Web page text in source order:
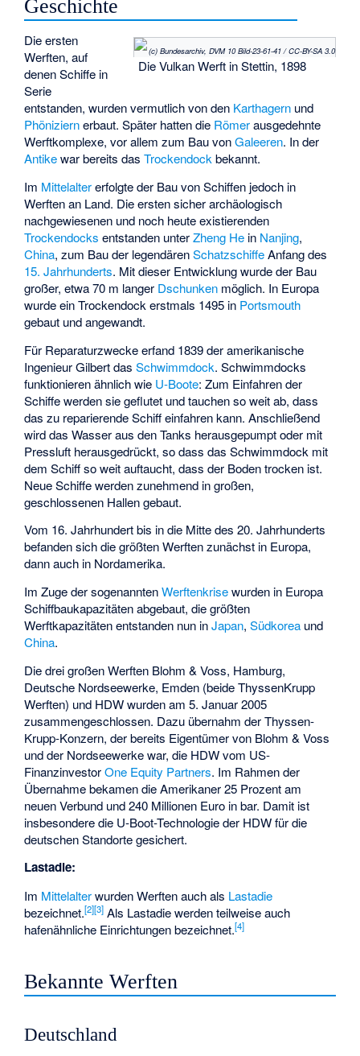
Geschichte
(c) Bundesarchiv, DVM 10 Bild-23-61-41 / CC-BY-SA 3.0
Die Vulkan Werft in Stettin, 1898
Die ersten
Werften, auf
denen Schiffe in
Serie
entstanden, wurden vermutlich von den Karthagern und
Phöniziernerbaut. Später hatten die Römerausgedehnte
Werftkomplexe, vor allem zum Bau vonGaleeren. In der
Antikewar bereits dasTrockendockbekannt.
Im Mittelaltererfolgte der Bau von Schiffen jedoch in
Werften an Land. Die ersten sicher archäologisch
nachgewiesenen und noch heute existierenden
Trockendocks entstanden unterZheng He in Nanjing,
China, zum Bau der legendärenSchatzschiffeAnfang des
15. Jahrhunderts. Mit dieser Entwicklung wurde der Bau
großer, etwa 70 m langer Dschunken möglich. In Europa
wurde ein Trockendock erstmals 1495 in Portsmouth
gebaut und angewandt.
Für Reparaturzwecke erfand 1839 der amerikanische
Ingenieur Gilbert dasSchwimmdock. Schwimmdocks
funktionieren ähnlich wie U-Boote: Zum Einfahren der
Schiffe werden sie geflutet und tauchen so weit ab, dass
das zu reparierende Schiff einfahren kann. Anschließend
wird das Wasser aus den Tanks herausgepumpt oder mit
Pressluft herausgedrückt, so dass das Schwimmdock mit
dem Schiff so weit auftaucht, dass der Boden trocken ist.
Neue Schiffe werden zunehmend in großen,
geschlossenen Hallen gebaut.
Vom 16. Jahrhundert bis in die Mitte des 20. Jahrhunderts
befanden sich die größten Werften zunächst in Europa,
dann auch in Nordamerika.
Im Zuge der sogenanntenWerftenkrisewurden in Europa
Schiffbaukapazitäten abgebaut, die größten
Werftkapazitäten entstanden nun inJapan,Südkorea und
China.
Die drei großen Werften Blohm & Voss, Hamburg,
Deutsche Nordseewerke, Emden (beide ThyssenKrupp
Werften) und HDW wurden am 5. Januar 2005
zusammengeschlossen. Dazu übernahm der Thyssen-
Krupp-Konzern, der bereits Eigentümer von Blohm & Voss
und der Nordseewerke war, die HDW vom US-
FinanzinvestorOne Equity Partners. Im Rahmen der
Übernahme bekamen die Amerikaner 25 Prozent am
neuen Verbund und 240 Millionen Euro in bar. Damit ist
insbesondere die U-Boot-Technologie der HDW für die
deutschen Standorte gesichert.
Lastadie:
Im Mittelalterwurden Werften auch als Lastadie
bezeichnet.[2][3] Als Lastadie werden teilweise auch
hafenähnliche Einrichtungen bezeichnet.[4]
Bekannte Werften
Deutschland